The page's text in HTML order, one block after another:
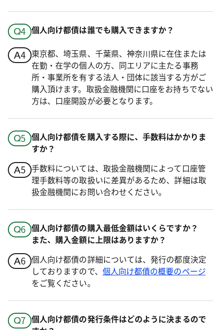
個人向け都債は誰でも購入できますか？
東京都、埼玉県、千葉県、神奈川県に在住または
在勤・在学の個人の方、同エリアに主たる事務
所・事業所を有する法人・団体に該当する方がご
購入頂けます。取扱金融機関に口座をお持ちでない
方は、口座開設が必要となります。
個人向け都債を購入する際に、手数料はかかりま
すか？
手数料については、取扱金融機関によって口座管
理手数料等の取扱いに差異があるため、詳細は取
扱金融機関にお問い合わせください。
個人向け都債の購入最低金額はいくらですか？
また、購入金額に上限はありますか？
個人向け都債の詳細については、発行の都度決定
しておりますので、 個人向け都債の概要のページ
をご覧ください。
個人向け都債の発行条件はどのように決まるので